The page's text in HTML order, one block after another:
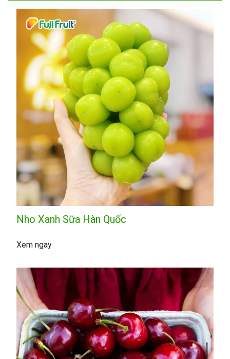
Nho Xanh Sữa Hàn Quốc
Xem ngay